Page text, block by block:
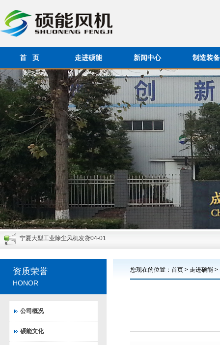
首 页 走进硕能 新闻中心 制造装备
宁夏大型工业除尘风机发货04-01
150t/h循环流化床改造风机顺利完成发货 04-20
人造板大型主引风机现场修复及动平衡顺利通过验收，用户十分满意
锅炉用高效低噪风机准备发货
一批超微粉碎系统专用高效风机通过用户验收11-16
资质荣誉
HONOR
公司概况
硕能文化
您现在的位置： 首页 > 走进硕能 >